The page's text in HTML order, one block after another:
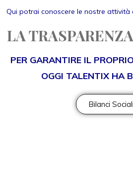
Qui potrai conoscere le nostre attività
LA
PER GARANTIRE IL
OGGI TALENTIX HA
Bilanci Sociali